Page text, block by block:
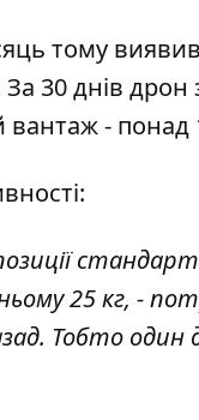
тому
30 днів дрон
вантаж - понад
25 кг, -
Тобто